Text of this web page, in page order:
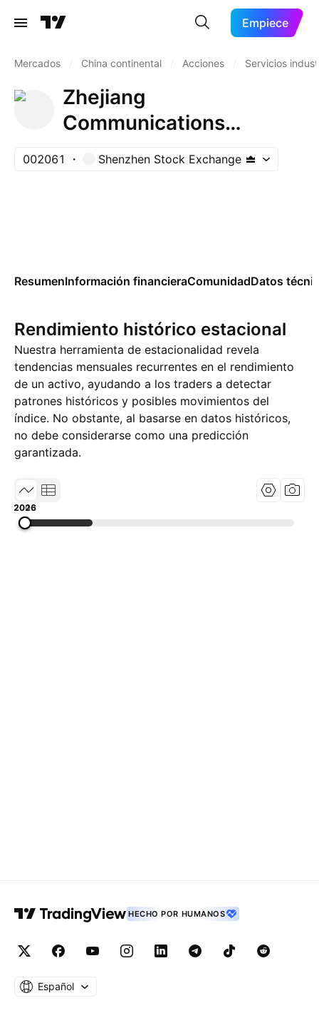
Empiece
Mercados China continental Acciones Servicios
Zhejiang
Communications
Technology Co.Ltd.
002061 Shenzhen Stock Exchange
ResumenInformación financieraComunidadDatos
Rendimiento histórico estacional
Nuestra herramienta de estacionalidad revela
tendencias mensuales recurrentes en el rendimiento
de un activo, ayudando a los traders a detectar
patrones históricos y posibles movimientos del
índice. No obstante, al basarse en datos históricos,
no debe considerarse como una predicción
garantizada.
2006
2016
2026
HECHO POR HUMANOS
Español